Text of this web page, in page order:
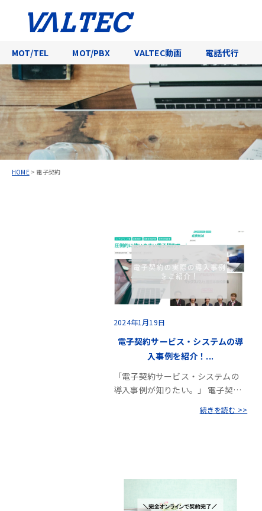
MOT/TEL MOT/PBX VALTEC動画 電話代行
HOME> 電子契約
2024年1月19日
電子契約サービス・システムの導
入事例を紹介！...
「電子契約サービス・システムの
導入事例が知りたい。」 電子契…
続きを読む >>